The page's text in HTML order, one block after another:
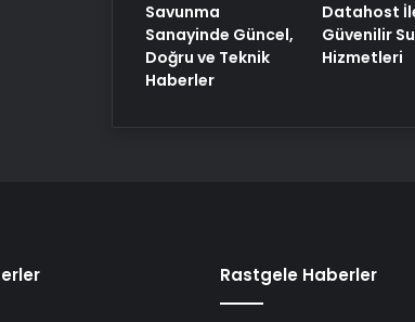
Savunma
Sanayinde Güncel,
Doğru ve Teknik
Haberler
Datahost
Güvenilir
Hizmetleri
Rastgele Haberler